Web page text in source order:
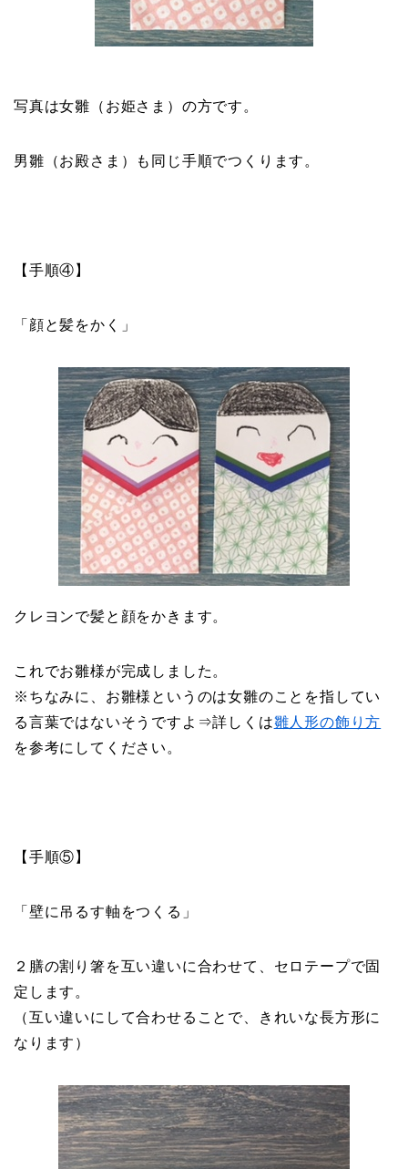
写真は女雛（お姫さま）の方です。
男雛（お殿さま）も同じ手順でつくります。
【手順④】
「顔と髪をかく」
クレヨンで髪と顔をかきます。
これでお雛様が完成しました。
※ちなみに、お雛様というのは女雛のことを指してい
る言葉ではないそうですよ⇒詳しくは雛人形の飾り方
を参考にしてください。
【手順⑤】
「壁に吊るす軸をつくる」
２膳の割り箸を互い違いに合わせて、セロテープで固
定します。
（互い違いにして合わせることで、きれいな長方形に
なります）